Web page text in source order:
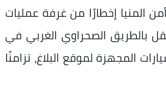
المنيا إخطارًا من غرفة عمليات
بالطريق الصحراوي الغربي في
الشيخ فضل، وعلى الفور، تم الدفع بـ8 سيارات المجهزة لموقع البلاغ، تزامنًا